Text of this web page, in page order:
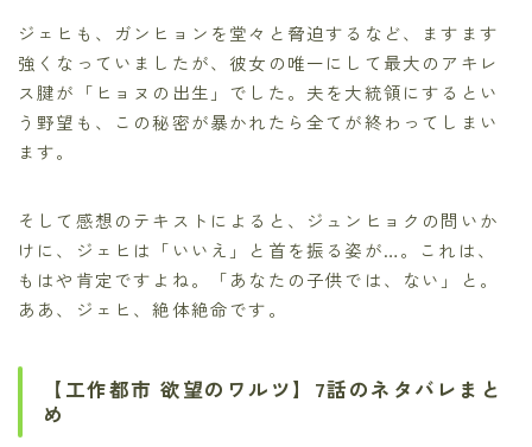
ジェヒも、ガンヒョンを堂々と脅迫するなど、ますます
強くなっていましたが、彼女の唯一にして最大のアキレ
ス腱が「ヒョヌの出生」でした。夫を大統領にするとい
う野望も、この秘密が暴かれたら全てが終わってしまい
ます。
そして感想のテキストによると、ジュンヒョクの問いか
けに、ジェヒは「いいえ」と首を振る姿が…。これは、
もはや肯定ですよね。「あなたの子供では、ない」と。
ああ、ジェヒ、絶体絶命です。
【工作都市 欲望のワルツ】7話のネタバレまと
め